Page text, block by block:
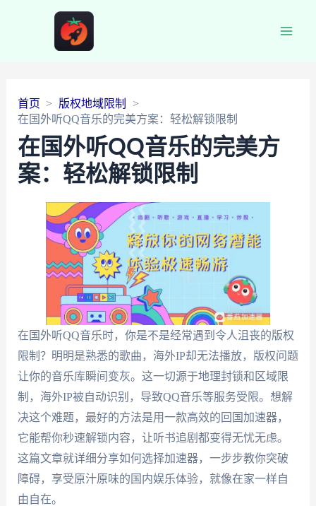
首页
版权地域限制
在国外听QQ音乐的完美方案：轻松解锁限制
在国外听QQ音乐的完美方
案：轻松解锁限制
在国外听QQ音乐时，你是不是经常遇到令人沮丧的版权
限制？明明是熟悉的歌曲，海外IP却无法播放，版权问题
让你的音乐库瞬间变灰。这一切源于地理封锁和区域限
制，海外IP被自动识别，导致QQ音乐等服务受限。想解
决这个难题，最好的方法是用一款高效的回国加速器，
它能帮你秒速解锁内容，让听书追剧都变得无忧无虑。
这篇文章就详细分享如何选择加速器，一步步教你突破
障碍，享受原汁原味的国内娱乐体验，就像在家一样自
由自在。